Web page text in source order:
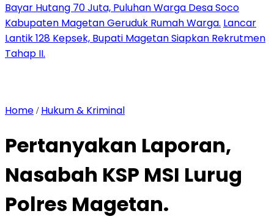
Bayar Hutang 70 Juta, Puluhan Warga Desa Soco
Kabupaten Magetan Geruduk Rumah Warga. Lancar
Lantik 128 Kepsek, Bupati Magetan Siapkan Rekrutmen
Tahap II.
Home / Hukum & Kriminal
Pertanyakan Laporan,
Nasabah KSP MSI Lurug
Polres Magetan.